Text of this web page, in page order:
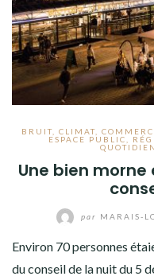
BRUIT CLIMAT
ESPACE PUBLIC
Une bien
par MARAIS-
Environ 70 personnes
du conseil de la nuit du 5